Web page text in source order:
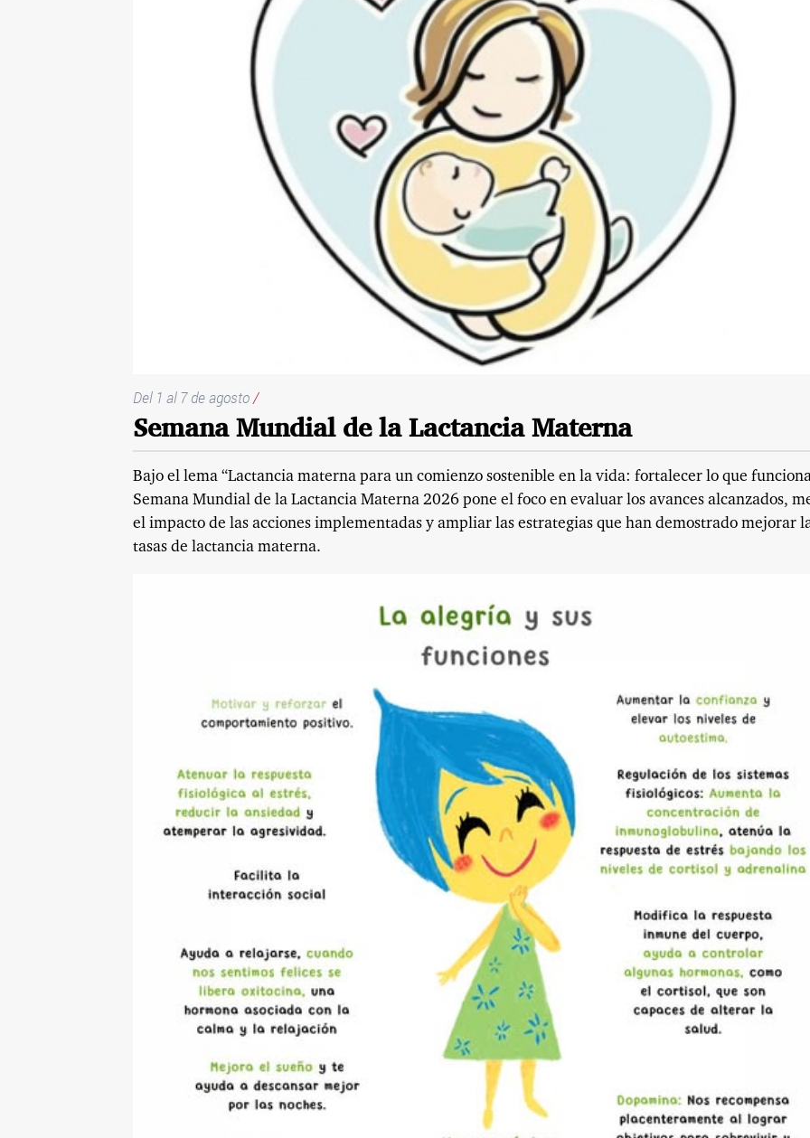
Del 1 al 7 de agosto/
Semana Mundial de la Lactancia Materna
Bajo el lema “Lactancia materna para un comienzo sostenible en la vida: fortalecer lo que
Semana Mundial de la Lactancia Materna 2026 pone el foco en evaluar los avances alcanzados,
el impacto de las acciones implementadas y ampliar las estrategias que han demostrado mejorar
tasas de lactancia materna.